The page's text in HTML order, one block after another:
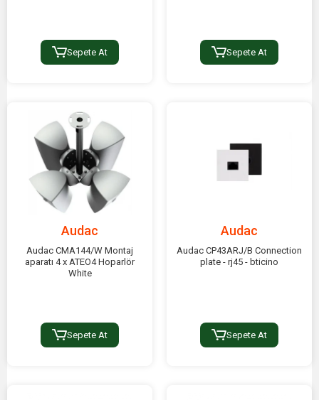
Sepete At Sepete At
Audac
Audac CMA144/W Montaj
aparatı 4 x ATEO4 Hoparlör
White
Sepete At
Audac
Audac CP43ARJ/B Connection
plate - rj45 - bticino
Sepete At